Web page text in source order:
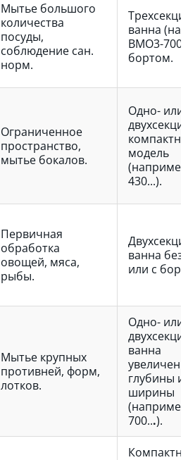
Мытье большого
количества
посуды,
соблюдение сан.
норм.
ванна
ВМО3-
бортом.
Ограниченное
пространство,
мытье бокалов.
Одно- или
модель
430...).
Первичная
обработка
овощей, мяса,
рыбы.
ванна без
или с
Мытье крупных
противней, форм,
лотков.
Одно- или
ванна
глубины и
ширины
700...).